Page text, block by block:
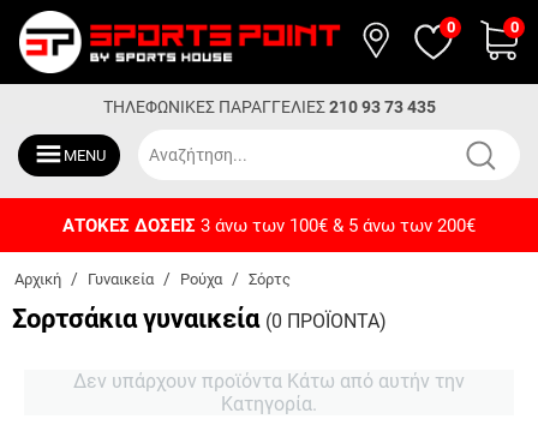
0 0
ΤΗΛΕΦΩΝΙΚΕΣ ΠΑΡΑΓΓΕΛΙΕΣ 210 93 73 435
MENU
ΔΩΡΕΑΝ ΜΕΤΑΦΟΡΙΚΑΓια αγορές άνω των 50€
Αρχική / Γυναικεία / Ρούχα / Σόρτς
Σορτσάκια γυναικεία (0 ΠΡΟΪΟΝΤΑ)
Δεν υπάρχουν προϊόντα Κάτω από αυτήν την
Κατηγορία.